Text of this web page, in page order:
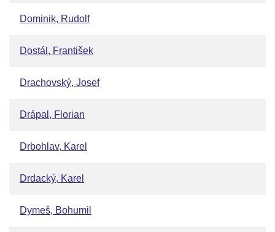
Dominik, Rudolf
Dostál, František
Drachovský, Josef
Drápal, Florian
Drbohlav, Karel
Drdacký, Karel
Dymeš, Bohumil